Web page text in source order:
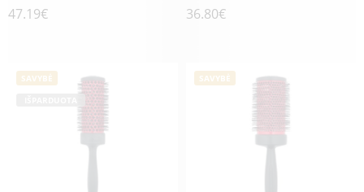
47.19€ 36.80€
SAVYBĖ
SAVYBĖ